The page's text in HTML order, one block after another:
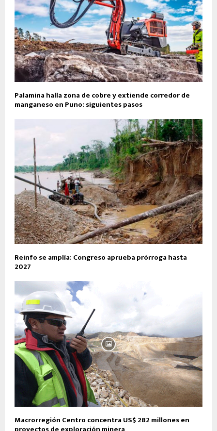
Palamina halla zona de cobre y extiende corredor de
manganeso en Puno: siguientes pasos
Reinfo se amplía: Congreso aprueba prórroga hasta
2027
Macrorregión Centro concentra US$ 282 millones en